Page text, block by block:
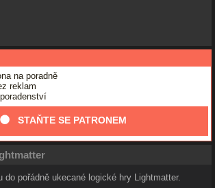
na poradně
reklam
STAŇTE SE PATRONEM
do pořádně ukecané logické hry Lightmatter.